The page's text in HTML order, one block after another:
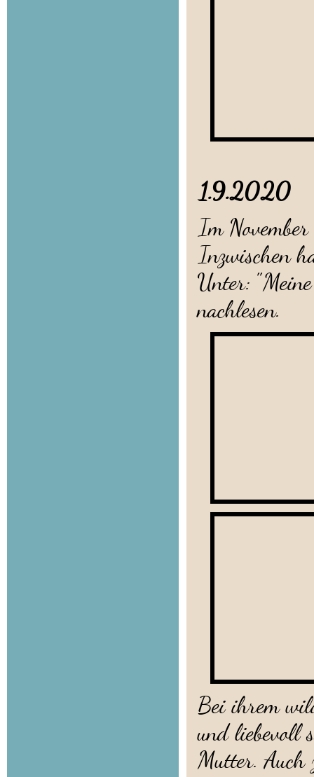
1.9.2020
Im
Inzwischen
Unter:
nachlesen.
Bei ihrem
und liebevoll
Mutter. Auch